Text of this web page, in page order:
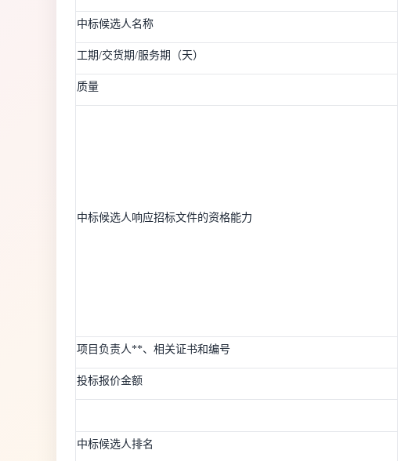
中标候选人名称
工期/交货期/服务期（天）
质量
中标候选人响应招标文件的资格能力
项目负责人**、相关证书和编号
投标报价金额
中标候选人排名